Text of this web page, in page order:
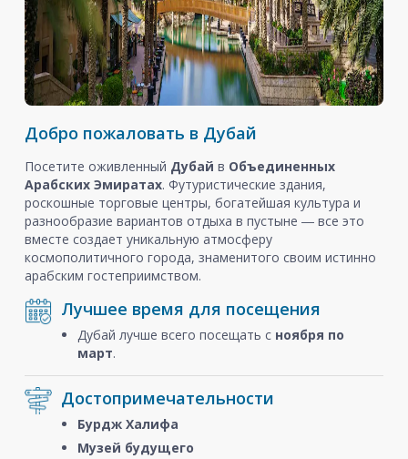
Добро пожаловать в Дубай
Посетите оживленный Дубай в Объединенных
Арабских Эмиратах. Футуристические здания,
роскошные торговые центры, богатейшая культура и
разнообразие вариантов отдыха в пустыне ― все это
вместе создает уникальную атмосферу
космополитичного города, знаменитого своим истинно
арабским гостеприимством.
Лучшее время для посещения
Дубай лучше всего посещать с ноября по
март.
Достопримечательности
Бурдж Халифа
Музей будущего